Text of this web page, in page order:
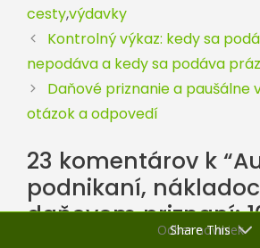
cesty,výdavky
Kontrolný výkaz: kedy sa
nepodáva a kedy sa podáva
Daňové priznanie a paušálne
otázok a odpovedí
23 komentárov k
podnikaní,
daňovom priznaní:
Share This
Odber noviniek